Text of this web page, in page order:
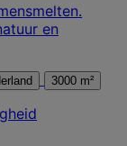
en
Nederland 3000 m²